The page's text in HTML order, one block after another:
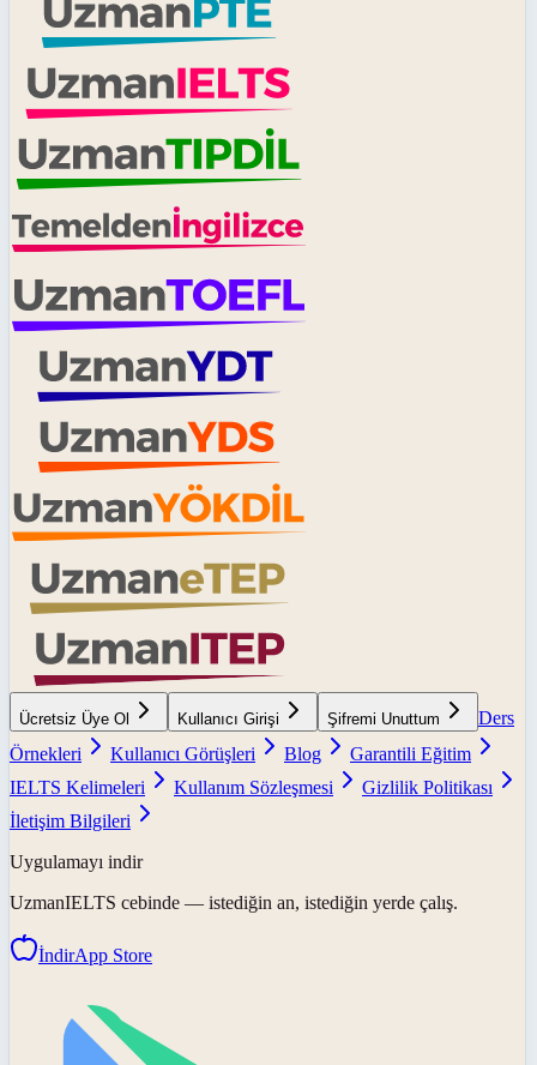
Ücretsiz Üye Ol Kullanıcı Girişi Şifremi Unuttum
Ders
Örnekleri
Kullanıcı Görüşleri Blog
Garantili Eğitim
IELTS Kelimeleri
Kullanım Sözleşmesi
Gizlilik Politikası
İletişim Bilgileri
Uygulamayı indir
UzmanIELTS cebinde — istediğin an, istediğin yerde çalış.
İndirApp Store